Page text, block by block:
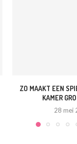
ZO MAAKT EEN
KAMER
28 mei